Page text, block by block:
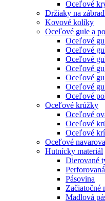
Oceľové
Držiaky na
Kovové kolíky
Oceľové gule a
Oceľové
Oceľové
Oceľové
Oceľové
Oceľové
Oceľové
Oceľové
Oceľové krúžky
Oceľové
Oceľové
Oceľové
Oceľové
Hutnícky materiál
Dierované
Pásovina
Začiatočné
Madlová